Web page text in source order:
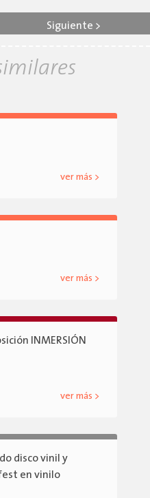
Siguiente >
ver más >
ver más >
INMERSIÓN
ver más >
disco vinil y
en vinilo